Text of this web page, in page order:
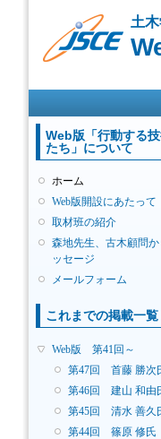
土
Web版「行動する
たち」について
ホーム
Web版開設にあたって
取材班の紹介
森地先生、古木顧問か
ッセージ
メールフォーム
これまでの掲載一覧
Web版 第41回～
第47回 首藤 勝次
第46回 建山 和由
第45回 清水 善久
第44回 篠原 修氏